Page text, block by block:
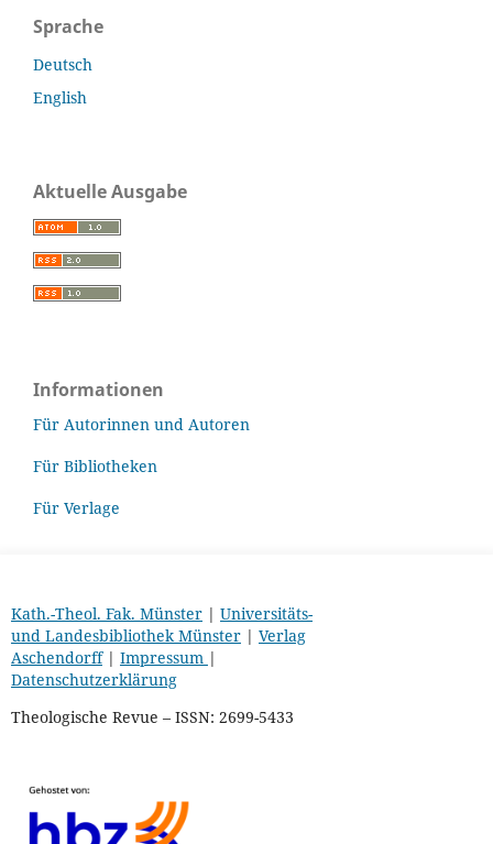
Sprache
Deutsch
English
Aktuelle Ausgabe
Informationen
Für Autorinnen und Autoren
Für Bibliotheken
Für Verlage
Kath.-Theol. Fak. Münster| Universitäts-
und Landesbibliothek Münster| Verlag
Aschendorff| Impressum |
Datenschutzerklärung
Theologische Revue – ISSN: 2699-5433